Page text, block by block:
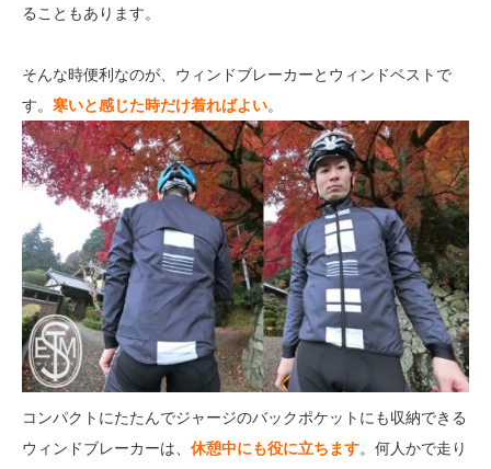
ることもあります。
そんな時便利なのが、ウィンドブレーカーとウィンドベストで
す。 寒いと感じた時だけ着ればよい。
コンパクトにたたんでジャージのバックポケットにも収納できる
ウィンドブレーカーは、 休憩中にも役に立ちます。何人かで走り